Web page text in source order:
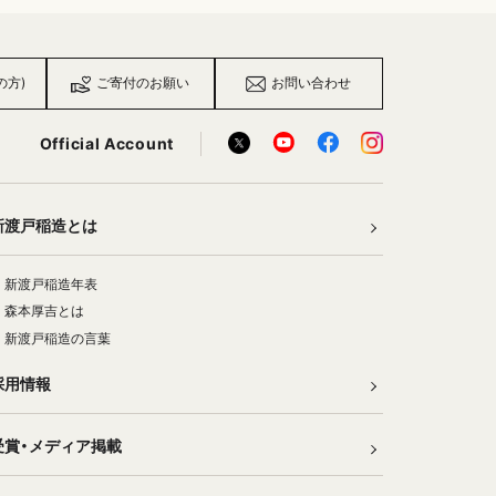
方) ご寄付のお願い お問い合わせ
Official Account
渡戸稲造とは
新渡戸稲造年表
森本厚吉とは
新渡戸稲造の言葉
用情報
賞・メディア掲載